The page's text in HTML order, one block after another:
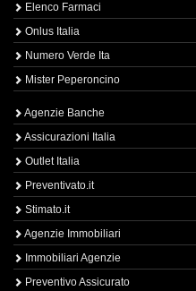
Elenco Farmaci
Onlus Italia
Numero Verde Ita
Mister Peperoncino
Agenzie Banche
Assicurazioni Italia
Outlet Italia
Preventivato.it
Stimato.it
Agenzie Immobiliari
Immobiliari Agenzie
Preventivo Assicurato